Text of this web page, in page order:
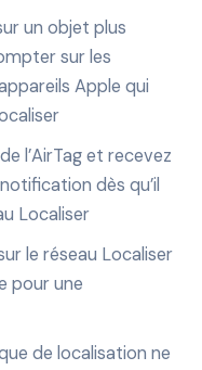
un objet plus
sur les
Apple qui
l’AirTag et recevez
dès qu’il
Localiser
le réseau Localiser
pour une
de localisation ne